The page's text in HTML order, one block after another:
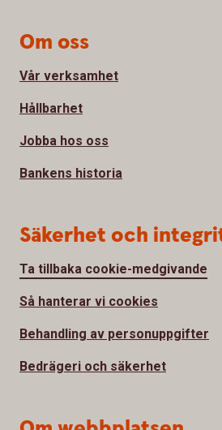
Om oss
Vår verksamhet
Hållbarhet
Jobba hos oss
Bankens historia
Säkerhet och
Ta tillbaka cookie-medgivande
Så hanterar vi cookies
Behandling av personuppgifter
Bedrägeri och säkerhet